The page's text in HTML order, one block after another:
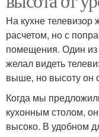
На кухне телевизор
расчетом, но с
помещения. Один из
желал видеть
выше, но высоту он
Когда мы
кухонным столом,
высоко. В удобном